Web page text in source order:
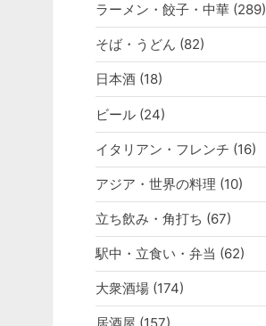
ラーメン・餃子・中華(289)
そば・うどん (82)
日本酒(18)
ビール(24)
イタリアン・フレンチ (16)
アジア・世界の料理 (10)
立ち飲み・角打ち (67)
駅中・立食い・弁当 (62)
大衆酒場(174)